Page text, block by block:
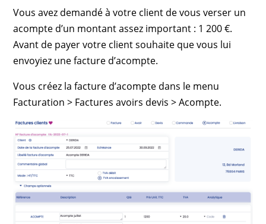
Vous avez demandé à votre client de vous verser un
acompte d’un montant assez important : 1 200 €.
Avant de payer votre client souhaite que vous lui
envoyiez une facture d’acompte.
Vous créez la facture d’acompte dans le menu
Facturation > Factures avoirs devis > Acompte.